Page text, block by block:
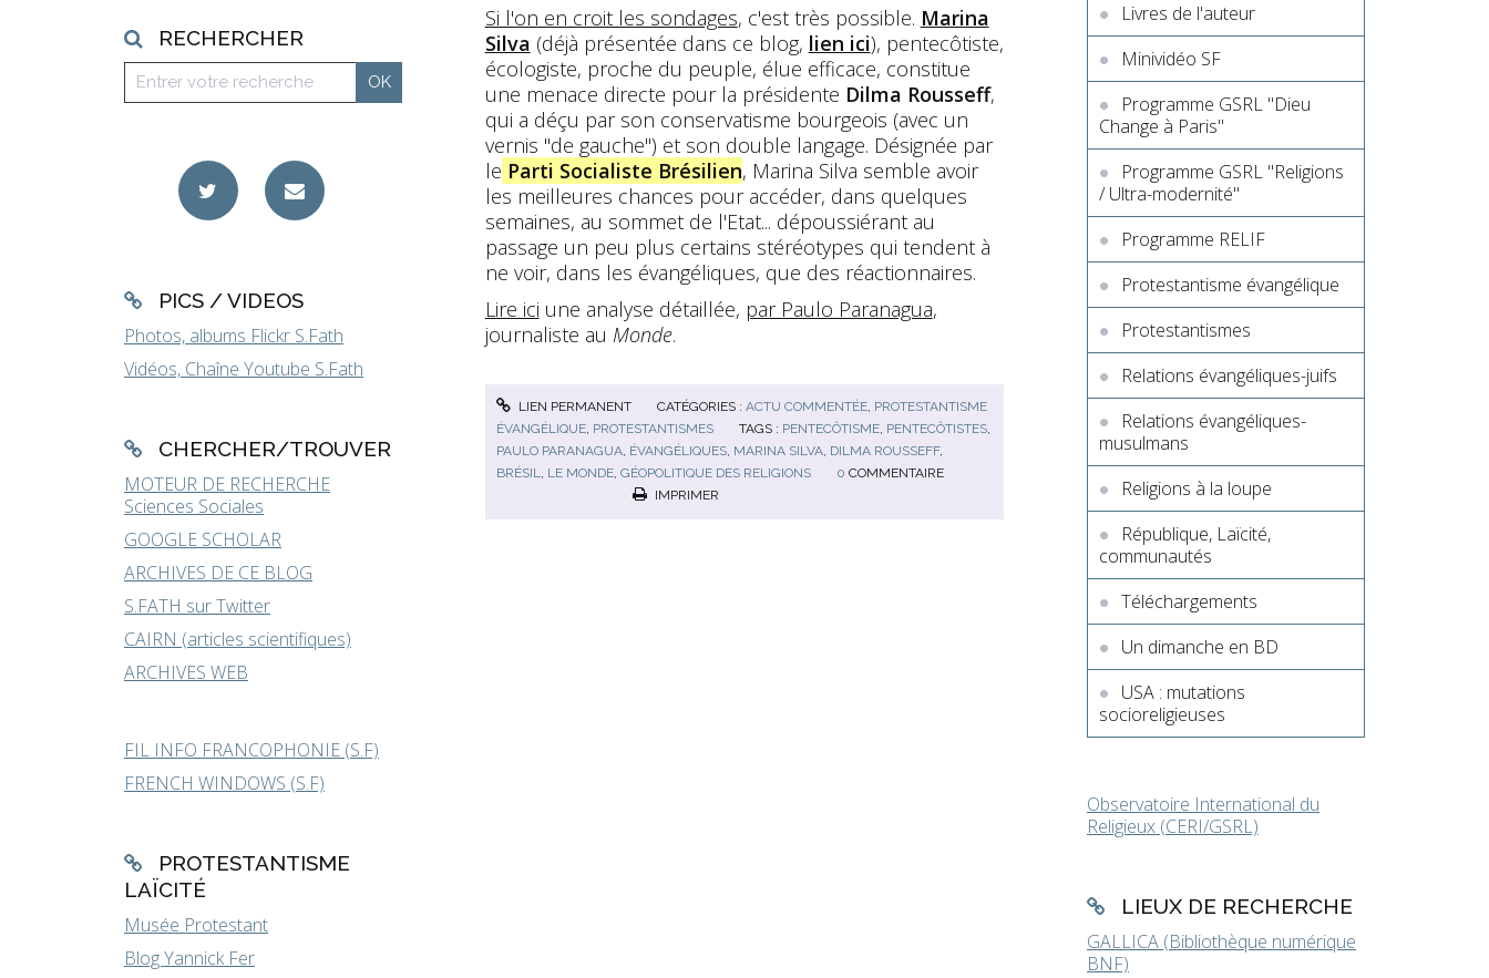
RECHERCHER
PICS / VIDEOS
Photos, albums Flickr S.Fath
Vidéos, Chaîne Youtube S.Fath
CHERCHER/TROUVER
MOTEUR DE RECHERCHE
Sciences Sociales
GOOGLE SCHOLAR
ARCHIVES DE CE BLOG
S.FATH sur Twitter
CAIRN (articles scientifiques)
ARCHIVES WEB
FIL INFO FRANCOPHONIE (S.F)
FRENCH WINDOWS (S.F)
PROTESTANTISME
LAÏCITÉ
Musée Protestant
Blog Yannick Fer
Si l'on en croit les sondages, c'est très possible. Marina
Silva (déjà présentée dans ce blog, lien ici), pentecôtiste,
écologiste, proche du peuple, élue efficace, constitue
une menace directe pour la présidente Dilma Rousseff,
qui a déçu par son conservatisme bourgeois (avec un
vernis "de gauche") et son double langage. Désignée par
le Parti Socialiste Brésilien, Marina Silva semble avoir
les meilleures chances pour accéder, dans quelques
semaines, au sommet de l'Etat... dépoussiérant au
passage un peu plus certains stéréotypes qui tendent à
ne voir, dans les évangéliques, que des réactionnaires.
Lire ici une analyse détaillée, par Paulo Paranagua,
journaliste au Monde.
LIEN PERMANENT CATÉGORIES :ACTU COMMENTÉE PROTESTANTISME
ÉVANGÉLIQUE, PROTESTANTISMES TAGS : PENTECÔTISME, PENTECÔTISTES,
PAULO PARANAGUA, ÉVANGÉLIQUES, MARINA SILVA, DILMA ROUSSEFF,
BRÉSIL
LE MONDE, GÉOPOLITIQUE DES RELIGIONS 0 COMMENTAIRE
IMPRIMER
Livres de l'auteur
Minividéo SF
Programme GSRL "Dieu
Change à Paris"
Programme GSRL "Religions
/ Ultra-modernité"
Programme RELIF
Protestantisme évangélique
Protestantismes
Relations évangéliques-juifs
Relations évangéliques-
musulmans
Religions à la loupe
République, Laïcité,
communautés
Téléchargements
Un dimanche en BD
USA : mutations
socioreligieuses
Observatoire International du
Religieux (CERI/GSRL)
LIEUX DE RECHERCHE
GALLICA (Bibliothèque numérique
BNF)